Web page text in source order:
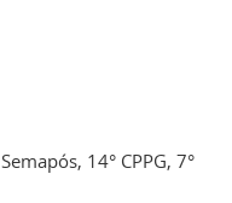
14° CPPG, 7°